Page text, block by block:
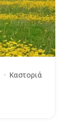
Καστοριά